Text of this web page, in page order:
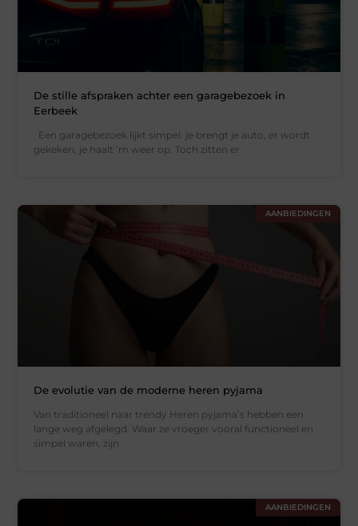
De stille afspraken achter een garagebezoek in
Eerbeek
Een garagebezoek lijkt simpel: je brengt je auto, er wordt
gekeken, je haalt ’m weer op. Toch zitten er
AANBIEDINGEN
De evolutie van de moderne heren pyjama
Van traditioneel naar trendy Heren pyjama’s hebben een
lange weg afgelegd. Waar ze vroeger vooral functioneel en
simpel waren, zijn
AANBIEDINGEN